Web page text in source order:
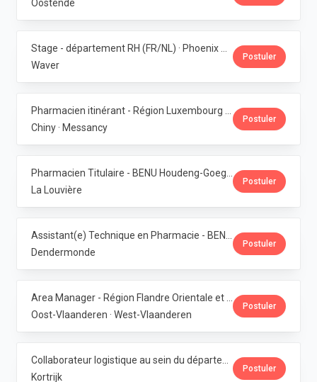
Oostende
Waver
Postuler
Chiny · Messancy
Postuler
La Louvière
Postuler
Dendermonde
Postuler
Oost-Vlaanderen · West-Vlaanderen
Postuler
Kortrijk
Postuler